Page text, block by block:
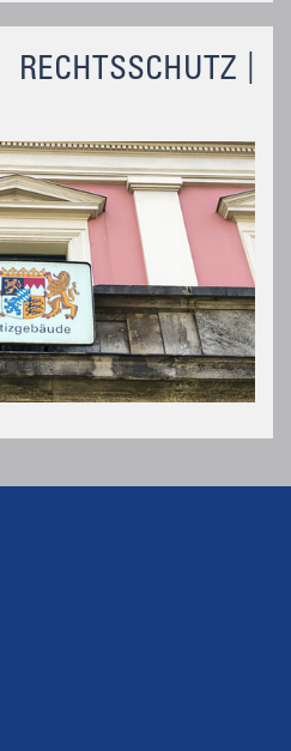
RECHTSSCHUTZ